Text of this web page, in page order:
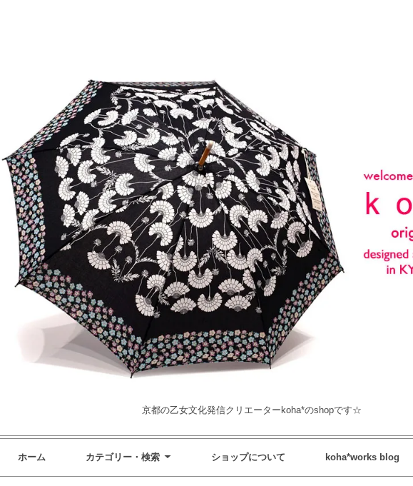
京都の乙女文化発信クリエーターkoha*のshopです☆
ホーム カテゴリー・検索 ショップについて koha*works blog